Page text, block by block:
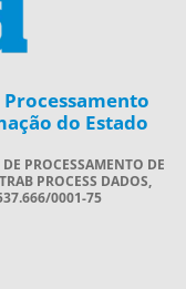
do Estado
PROCESSAMENTO DE
PROCESS DADOS,
0001-75